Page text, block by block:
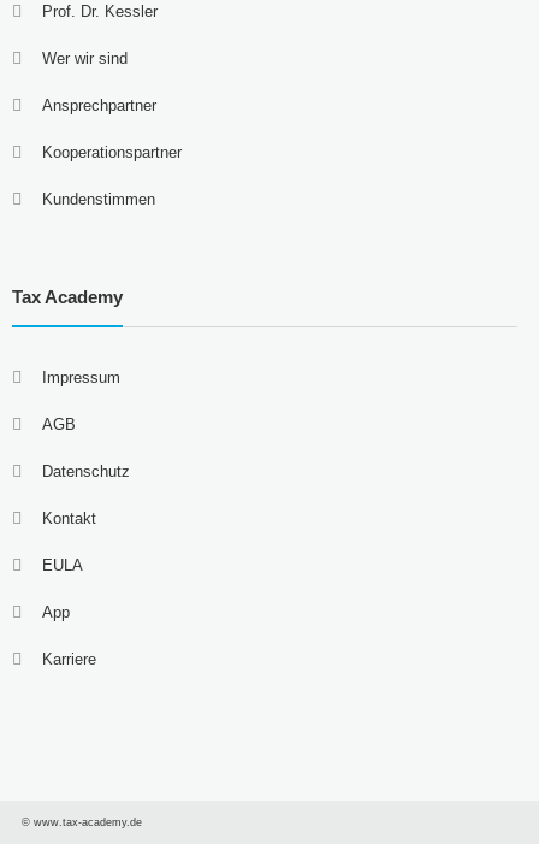
Prof. Dr. Kessler
Wer wir sind
Ansprechpartner
Kooperationspartner
Kundenstimmen
Tax Academy
Impressum
AGB
Datenschutz
Kontakt
EULA
App
Karriere
© www.tax-academy.de